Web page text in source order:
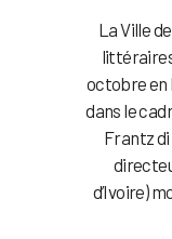
La Ville
octobre en
dans le
Frantz di
d’Ivoire)